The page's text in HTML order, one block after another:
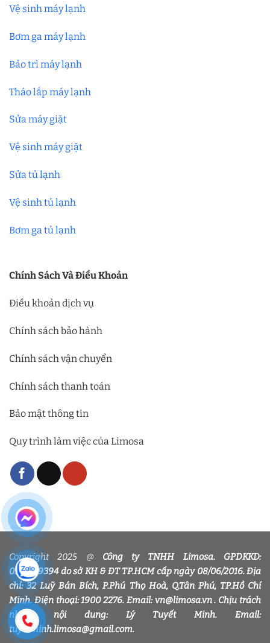
Vệ sinh máy lạnh
Bơm ga máy lạnh
Bảo trì máy lạnh
Tháo lắp máy lạnh
Sửa máy giặt
Vệ sinh máy giặt
Sửa tủ lạnh
Vệ sinh tủ lạnh
Bơm ga tủ lạnh
Chính Sách Và Điều Khoản
Điều khoản dịch vụ
Chính sách bảo hành
Chính sách vận chuyển
Chính sách thanh toán
Bảo mật thông tin
Quy trình làm việc của Limosa
Copyright 2025 @ Công ty TNHH Limosa. GPDKKD:
0318339394 do sở KH & ĐT TP.HCM cấp ngày 08/06/2016. Địa
chỉ: 32 Luỹ Bán Bích, P.Phú Thọ Hoà, Q.Tân Phú, TP.Hồ Chí
Minh. Điện thoại: 1900 2276. Email: vn@limosa.vn . Chịu trách
nhiệm nội dung: Lý Tuyết Minh. Email:
tuyetminh.limosa@gmail.com.